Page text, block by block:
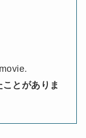
ことがありま